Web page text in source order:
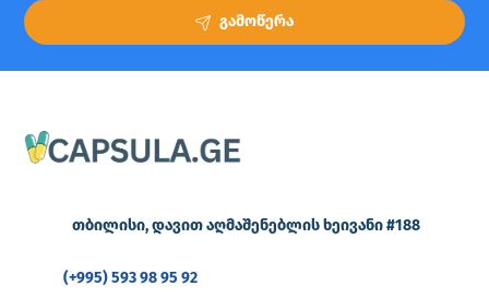
გამოწერა
თბილისი, დავით აღმაშენებლის ხეივანი #188
(+995) 593 98 95 92